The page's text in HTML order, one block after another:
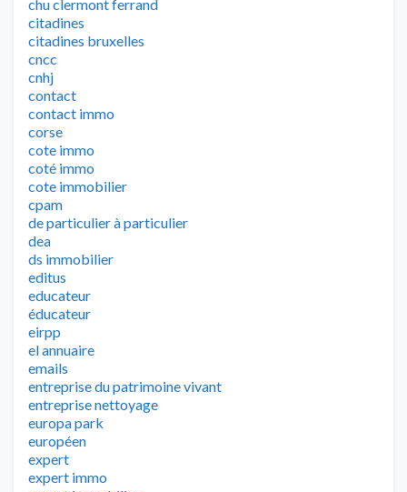
chu clermont ferrand
citadines
citadines bruxelles
cncc
cnhj
contact
contact immo
corse
cote immo
coté immo
cote immobilier
cpam
de particulier à particulier
dea
ds immobilier
editus
educateur
éducateur
eirpp
el annuaire
emails
entreprise du patrimoine vivant
entreprise nettoyage
europa park
européen
expert
expert immo